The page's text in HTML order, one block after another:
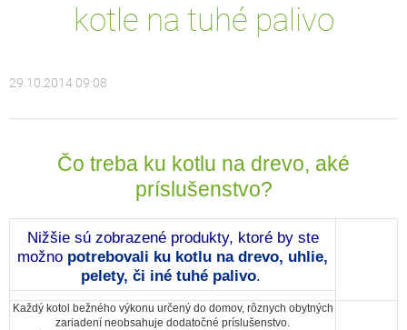
kotle na tuhé palivo
29.10.2014 09:08
Čo treba ku kotlu na drevo, aké
príslušenstvo?
Nižšie sú zobrazené produkty, ktoré by ste
možno potrebovali ku kotlu na drevo, uhlie,
pelety, či iné tuhé palivo.
Každý kotol bežného výkonu určený do domov, rôznych obytných
zariadení neobsahuje dodatočné príslušenstvo.